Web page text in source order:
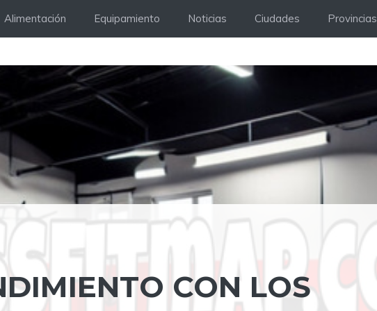
Alimentación Equipamiento Noticias Ciudades Provincias
CON LOS